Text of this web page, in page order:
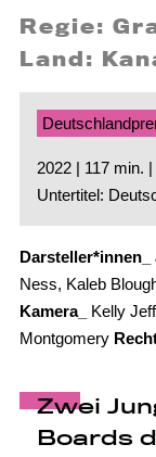
Regie:
Land:
2022 | 117 min.
Untertitel:
Darsteller*innen_
Ness, Kaleb
Kamera_
Kelly
Montgomery
Zwei
Boards